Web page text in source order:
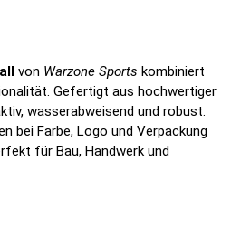
von Warzone Sports kombiniert
Gefertigt aus hochwertiger
wasserabweisend und robust.
bei Farbe, Logo und Verpackung
für Bau, Handwerk und